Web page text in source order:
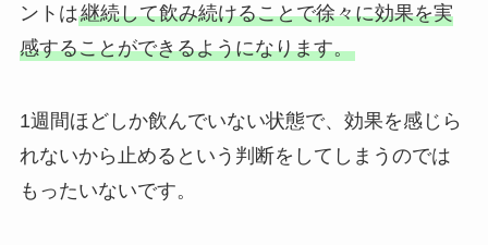
ントは継続して飲み続けることで徐々に効果を実
感することができるようになります。
1週間ほどしか飲んでいない状態で、効果を感じら
れないから止めるという判断をしてしまうのでは
もったいないです。